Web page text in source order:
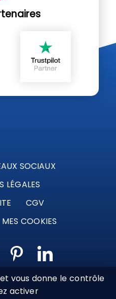
SOCIAUX
LÉGALES
CGV
MES COOKIES
Web Attichy, Compiègne,
vous donne le contrôle
activer